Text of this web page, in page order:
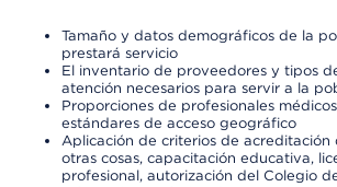
Tamaño y datos demográficos de la
prestará servicio
El inventario de proveedores y tipos
atención necesarios para servir a la
Proporciones de profesionales
estándares de acceso geográfico
Aplicación de criterios de acreditación
otras cosas, capacitación educativa,
profesional, autorización del Colegio